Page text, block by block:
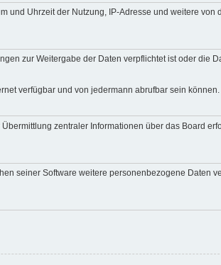
und Uhrzeit der Nutzung, IP-Adresse und weitere von
zur Weitergabe der Daten verpflichtet ist oder die
verfügbar und von jedermann abrufbar sein können.
zentraler Informationen über das Board
seiner Software weitere personenbezogene Daten